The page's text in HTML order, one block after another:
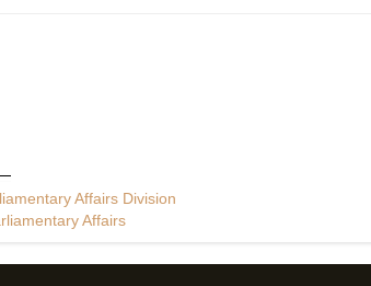
Affairs Division
Affairs